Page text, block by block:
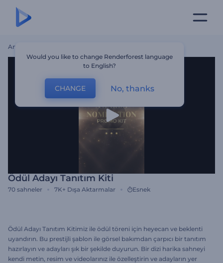
Ana Sayfa
Ödül Adayı Tanıtım Kiti
70 sahneler 7K+ Dışa Aktarmalar Esnek
Ödül Adayı Tanıtım Kitimiz ile ödül töreni için heyecan ve beklenti
uyandırın. Bu prestijli şablon ile görsel bakımdan çarpıcı bir tanıtım
hazırlayın ve adayları şık bir şekilde duyurun. Bir dizi harika sahneyi
kendi metin, resim ve videolarınız ile özelleştirin ve adayların yer
Would you like to change Renderforest language
to English?
CHANGE No, thanks